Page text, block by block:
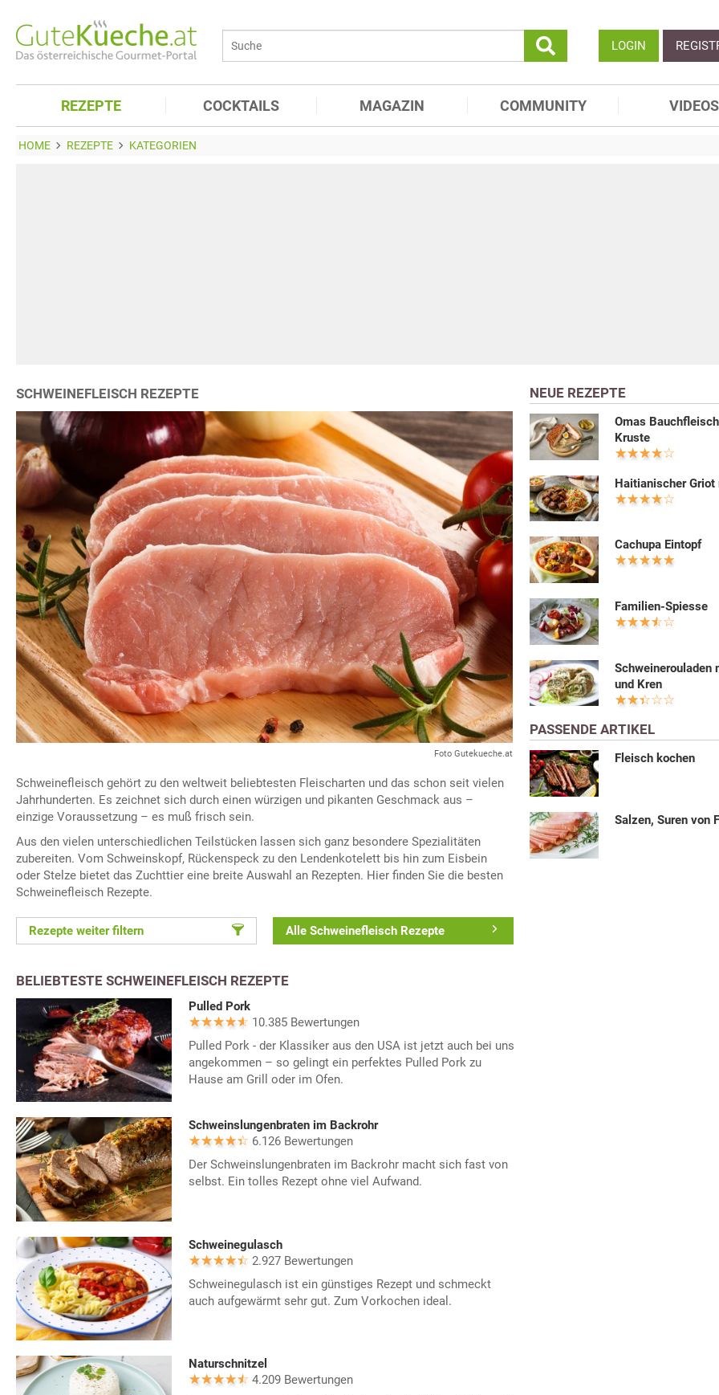
LOGIN
REZEPTE COCKTAILS MAGAZIN COMMUNITY VIDEOS
HOME REZEPTE KATEGORIEN
SCHWEINEFLEISCH REZEPTE
Foto Gutekueche.at
Schweinefleisch gehört zu den weltweit beliebtesten Fleischarten und das schon seit vielen
Jahrhunderten. Es zeichnet sich durch einen würzigen und pikanten Geschmack aus –
einzige Voraussetzung – es muß frisch sein.
Aus den vielen unterschiedlichen Teilstücken lassen sich ganz besondere Spezialitäten
zubereiten. Vom Schweinskopf, Rückenspeck zu den Lendenkotelett bis hin zum Eisbein
oder Stelze bietet das Zuchttier eine breite Auswahl an Rezepten. Hier finden Sie die besten
Schweinefleisch Rezepte.
Rezepte weiter filtern Alle Schweinefleisch Rezepte
BELIEBTESTE SCHWEINEFLEISCH REZEPTE
Pulled Pork
10.385 Bewertungen
Pulled Pork - der Klassiker aus den USA ist jetzt auch bei uns
angekommen – so gelingt ein perfektes Pulled Pork zu
Hause am Grill oder im Ofen.
Schweinslungenbraten im Backrohr
6.126 Bewertungen
Der Schweinslungenbraten im Backrohr macht sich fast von
selbst. Ein tolles Rezept ohne viel Aufwand.
Schweinegulasch
2.927 Bewertungen
Schweinegulasch ist ein günstiges Rezept und schmeckt
auch aufgewärmt sehr gut. Zum Vorkochen ideal.
Naturschnitzel
4.209 Bewertungen
NEUE REZEPTE
Omas
Kruste
Haitianischer
Cachupa Eintopf
Familien-Spiesse
Schweinerouladen
und Kren
PASSENDE ARTIKEL
Fleisch kochen
Salzen, Suren von